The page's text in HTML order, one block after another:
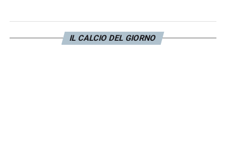
IL CALCIO DEL GIORNO